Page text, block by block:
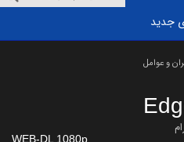
جدید
و عوامل
WEB-DL 1080p